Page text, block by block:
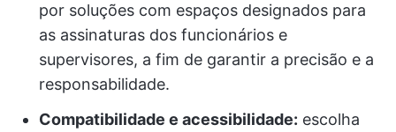
por soluções com espaços designados para
as assinaturas dos funcionários e
supervisores, a fim de garantir a precisão e a
responsabilidade.
Compatibilidade e acessibilidade: escolha